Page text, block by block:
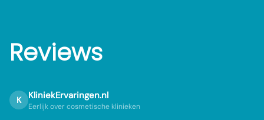
Reviews
K KliniekErvaringen.nl
Eerlijk over cosmetische klinieken